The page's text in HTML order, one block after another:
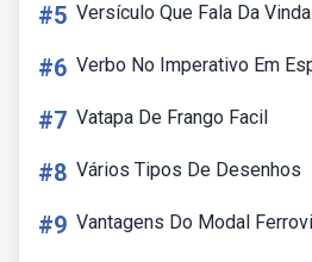
#5 Versículo Que Fala Da
#6 Verbo No Imperativo Em
#7 Vatapa De Frango Facil
#8 Vários Tipos De Desenhos
#9 Vantagens Do Modal